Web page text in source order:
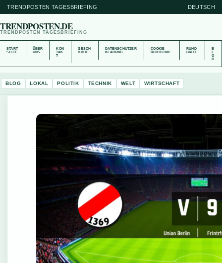
TRENDPOSTEN TAGESBRIEFING DEUTSCH
TRENDPOSTEN.DE
TRENDPOSTEN TAGESBRIEFING
START
SEITE
ÜBER
UNS
KON
TAK
T
GESCH
ICHTE
DATENSCHUTZER
KLÄRUNG
COOKIE-
RICHTLINIE
RUND
BRIEF
B
O
G
BLOG LOKAL POLITIK TECHNIK WELT WIRTSCHAFT